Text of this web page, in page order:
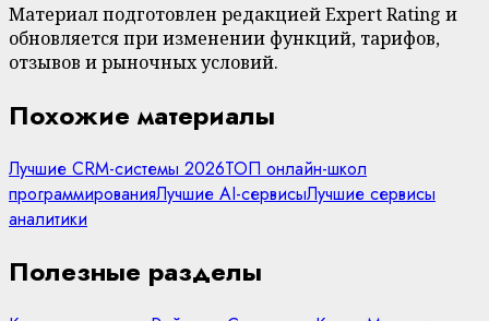
Материал подготовлен редакцией Expert Rating и
обновляется при изменении функций, тарифов,
отзывов и рыночных условий.
Похожие материалы
Лучшие CRM-системы 2026ТОП онлайн-школ
программированияЛучшие AI-сервисыЛучшие сервисы
аналитики
Полезные разделы